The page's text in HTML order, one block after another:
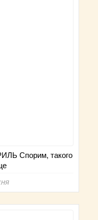
Спорим, такого